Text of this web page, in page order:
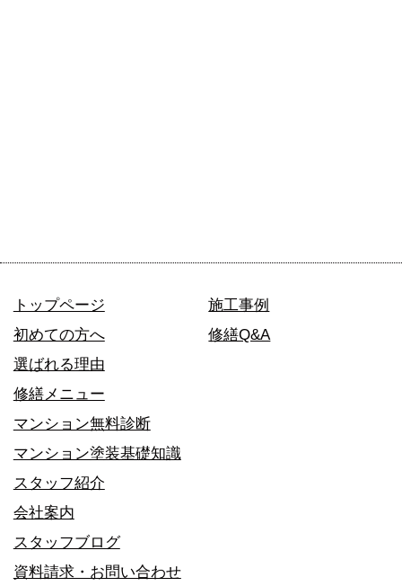
トップページ
初めての方へ
選ばれる理由
修繕メニュー
マンション無料診断
マンション塗装基礎知識
施工事例
修繕Q&A
スタッフ紹介
会社案内
スタッフブログ
資料請求・お問い合わせ